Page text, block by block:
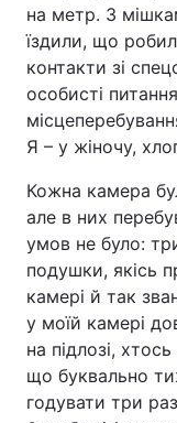
на метр. З
їздили, що
контакти зі
особисті
Я – у жіночу,
Кожна камера
але в них
умов не було:
подушки, якісь
камері й так
у моїй камері
на підлозі,
що буквально
годувати три